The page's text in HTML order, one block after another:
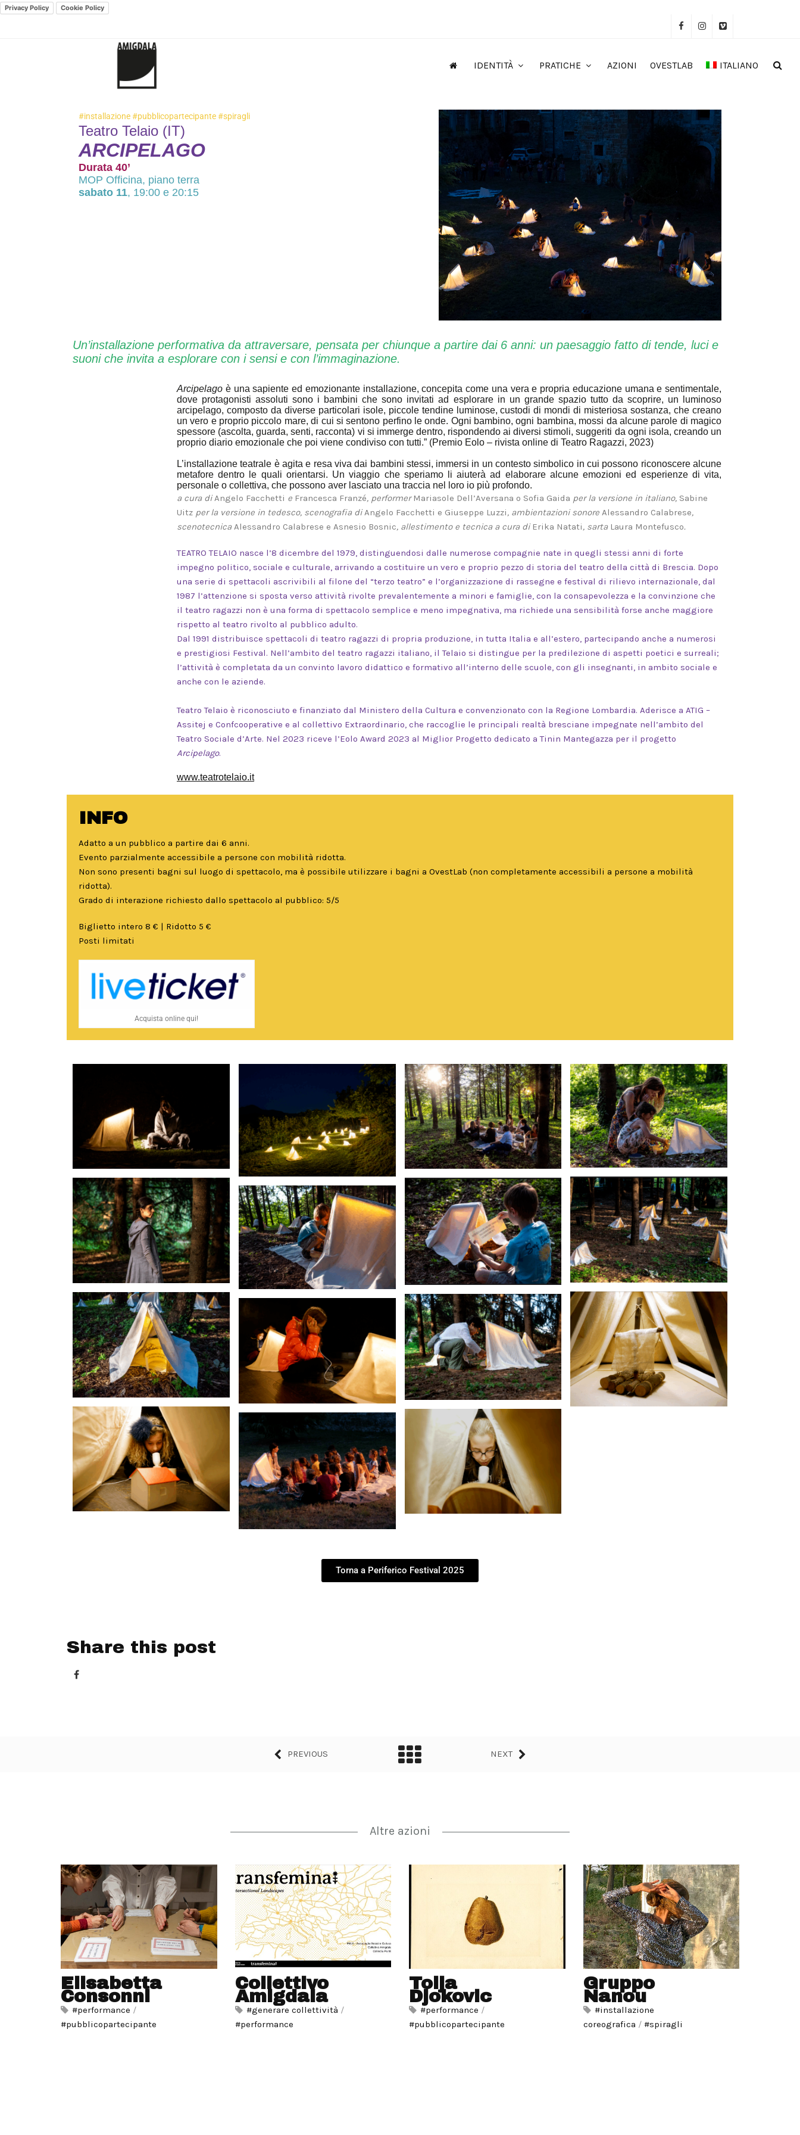
Privacy Policy Cookie Policy
IDENTITÀ PRATICHE AZIONI OVESTLAB ITALIANO
#installazione#pubblicopartecipante#spiragli
Teatro Telaio (IT)
ARCIPELAGO
Durata 40’
MOP Officina, piano terra
sabato 11, 19:00 e 20:15
Un’installazione performativa da attraversare, pensata per chiunque a partire dai 6 anni: un paesaggio fatto di tende, luci e
suoni che invita a esplorare con i sensi e con l’immaginazione.
Arcipelago è una sapiente ed emozionante installazione, concepita come una vera e propria educazione umana e sentimentale,
dove protagonisti assoluti sono i bambini che sono invitati ad esplorare in un grande spazio tutto da scoprire, un luminoso
arcipelago, composto da diverse particolari isole, piccole tendine luminose, custodi di mondi di misteriosa sostanza, che creano
un vero e proprio piccolo mare, di cui si sentono perfino le onde. Ogni bambino, ogni bambina, mossi da alcune parole di magico
spessore (ascolta, guarda, senti, racconta) vi si immerge dentro, rispondendo ai diversi stimoli, suggeriti da ogni isola, creando un
proprio diario emozionale che poi viene condiviso con tutti.” (Premio Eolo – rivista online di Teatro Ragazzi, 2023)
L’installazione teatrale è agita e resa viva dai bambini stessi, immersi in un contesto simbolico in cui possono riconoscere alcune
metafore dentro le quali orientarsi. Un viaggio che speriamo li aiuterà ad elaborare alcune emozioni ed esperienze di vita,
personale o collettiva, che possono aver lasciato una traccia nel loro io più profondo.
a cura diAngelo Facchetti e Francesca Franzé, performerMariasole Dell’Aversana o Sofia Gaida per la versione in italiano, Sabine
Uitz per la versione in tedesco, scenografia diAngelo Facchetti e Giuseppe Luzzi, ambientazioni sonore Alessandro Calabrese,
scenotecnicaAlessandro Calabrese e Asnesio Bosnic, allestimento e tecnica a cura diErika Natati, sarta Laura Montefusco.
TEATRO TELAIO nasce l’8 dicembre del 1979, distinguendosi dalle numerose compagnie nate in quegli stessi anni di forte
impegno politico, sociale e culturale, arrivando a costituire un vero e proprio pezzo di storia del teatro della città di Brescia. Dopo
una serie di spettacoli ascrivibili al filone del “terzo teatro” e l’organizzazione di rassegne e festival di rilievo internazionale, dal
1987 l’attenzione si sposta verso attività rivolte prevalentemente a minori e famiglie, con la consapevolezza e la convinzione che
il teatro ragazzi non è una forma di spettacolo semplice e meno impegnativa, ma richiede una sensibilità forse anche maggiore
rispetto al teatro rivolto al pubblico adulto.
Dal 1991 distribuisce spettacoli di teatro ragazzi di propria produzione, in tutta Italia e all’estero, partecipando anche a numerosi
e prestigiosi Festival. Nell’ambito del teatro ragazzi italiano, il Telaio si distingue per la predilezione di aspetti poetici e surreali;
l’attività è completata da un convinto lavoro didattico e formativo all’interno delle scuole, con gli insegnanti, in ambito sociale e
anche con le aziende.
Teatro Telaio è riconosciuto e finanziato dal Ministero della Cultura e convenzionato con la Regione Lombardia. Aderisce a ATIG –
Assitej e Confcooperative e al collettivo Extraordinario, che raccoglie le principali realtà bresciane impegnate nell’ambito del
Teatro Sociale d’Arte. Nel 2023 riceve l’Eolo Award 2023 al Miglior Progetto dedicato a Tinin Mantegazza per il progetto
Arcipelago.
www.teatrotelaio.it
INFO
Adatto a un pubblico a partire dai 6 anni.
Evento parzialmente accessibile a persone con mobilità ridotta.
Non sono presenti bagni sul luogo di spettacolo, ma è possibile utilizzare i bagni a OvestLab (non completamente accessibili a persone a mobilità
ridotta).
Grado di interazione richiesto dallo spettacolo al pubblico: 5/5
Biglietto intero 8 € | Ridotto 5 €
Posti limitati
Acquista online qui!
Torna a Periferico Festival 2025
Share this post
PREVIOUS NEXT
Altre azioni
Elisabetta
Consonni
#performance /
#pubblicopartecipante
Collettivo
Amigdala
#generare collettività /
#performance
Tolja
Djokovic
#performance /
#pubblicopartecipante
Gruppo
Nanou
#installazione
coreografica / #spiragli